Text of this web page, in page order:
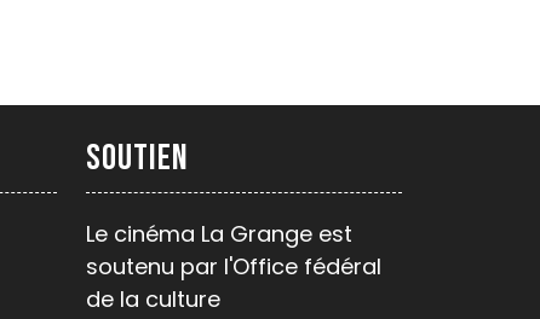
Soutien
Le cinéma La Grange est
soutenu par l'Office fédéral
de la culture